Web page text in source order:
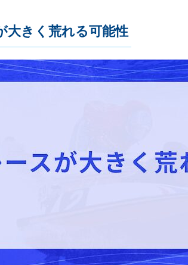
大きく荒れる可能性